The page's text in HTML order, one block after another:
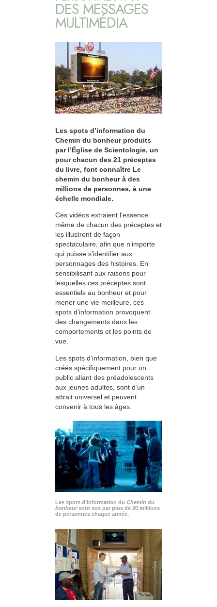
DES MESSAGES
MULTIMÉDIA
Les spots d’information du
Chemin du bonheur produits
par l’Église de Scientologie, un
pour chacun des 21 préceptes
du livre, font connaître Le
chemin du bonheur à des
millions de personnes, à une
échelle mondiale.
Ces vidéos extraient l’essence
même de chacun des préceptes et
les illustrent de façon
spectaculaire, afin que n’importe
qui puisse s’identifier aux
personnages des histoires. En
sensibilisant aux raisons pour
lesquelles ces préceptes sont
essentiels au bonheur et pour
mener une vie meilleure, ces
spots d’information provoquent
des changements dans les
comportements et les points de
vue.
Les spots d’information, bien que
créés spécifiquement pour un
public allant des préadolescents
aux jeunes adultes, sont d’un
attrait universel et peuvent
convenir à tous les âges.
Les spots d’information du Chemin du
bonheursont vus par plus de 20 millions
de personnes chaque année.